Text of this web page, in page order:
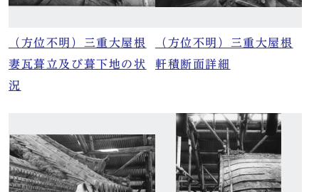
（方位不明）三重大屋根
妻瓦葺立及び葺下地の状
況
（方位不明）三重大屋根
軒積断面詳細